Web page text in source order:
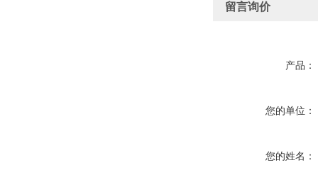
留言询价
产品：
您的单位：
您的姓名：